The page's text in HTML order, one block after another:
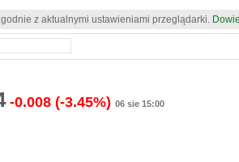
z aktualnymi ustawieniami przeglądarki.
-0.008 (-3.45%) 06 sie 15:00